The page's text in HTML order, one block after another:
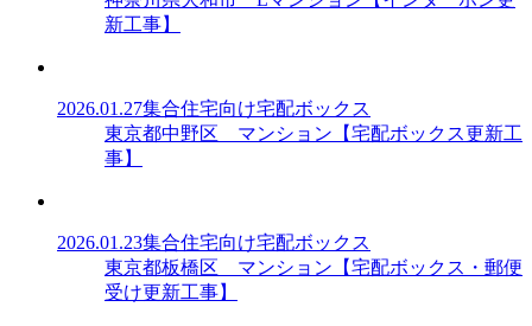
新工事】
2026.01.27集合住宅向け宅配ボックス
東京都中野区 マンション【宅配ボックス更新工
事】
2026.01.23集合住宅向け宅配ボックス
東京都板橋区 マンション【宅配ボックス・郵便
受け更新工事】